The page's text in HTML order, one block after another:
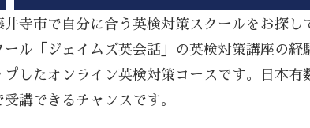
井寺市で自分に合う英検対策スクールをお探
ール「ジェイムズ英会話」の英検対策講座の
プしたオンライン英検対策コースです。日本
受講できるチャンスです。